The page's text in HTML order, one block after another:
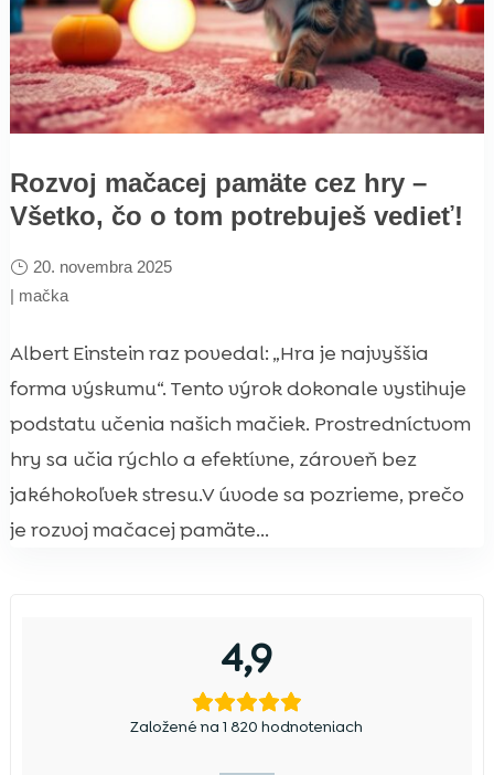
Rozvoj mačacej pamäte cez hry –
Všetko, čo o tom potrebuješ vedieť!
20. novembra 2025
| mačka
Albert Einstein raz povedal: „Hra je najvyššia
forma výskumu“. Tento výrok dokonale vystihuje
podstatu učenia našich mačiek. Prostredníctvom
hry sa učia rýchlo a efektívne, zároveň bez
jakéhokoľvek stresu.V úvode sa pozrieme, prečo
je rozvoj mačacej pamäte...
4,9
Založené na 1 820 hodnoteniach